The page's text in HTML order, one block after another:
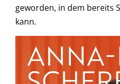
geworden, in dem bereits
kann.